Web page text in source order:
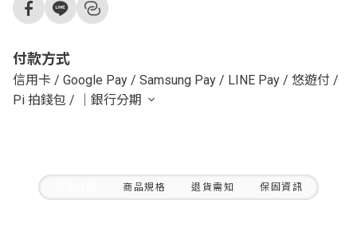
付款方式
信用卡 / Google Pay / Samsung Pay / LINE Pay / 悠遊付 /
Pi 拍錢包 / ｜銀行分期
商品規格 退貨需知 保固資訊